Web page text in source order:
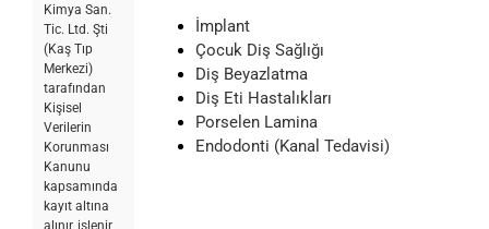
Kimya San.
Tic. Ltd. Şti
(Kaş Tıp
Merkezi)
tarafından
Kişisel
Verilerin
Korunması
Kanunu
kapsamında
kayıt altına
İmplant
Çocuk Diş Sağlığı
Diş Beyazlatma
Diş Eti Hastalıkları
Porselen Lamina
Endodonti (Kanal Tedavisi)